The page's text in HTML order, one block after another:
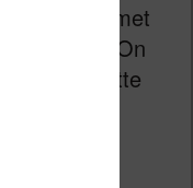
et permet
l’écran. On
tablette
très